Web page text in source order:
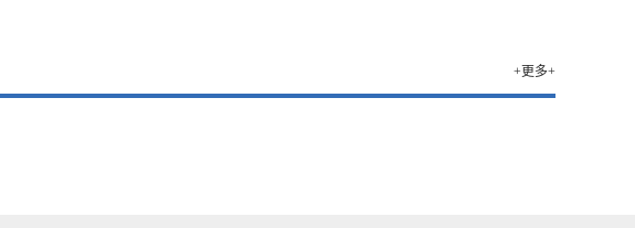
+更多+